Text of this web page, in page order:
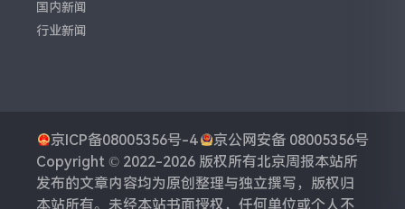
国内新闻
行业新闻
京ICP备08005356号-4
京公网安备 08005356号
Copyright © 2022-2026 版权所有北京周报本站所
发布的文章内容均为原创整理与独立撰写，版权归
本站所有。未经本站书面授权，任何单位或个人不